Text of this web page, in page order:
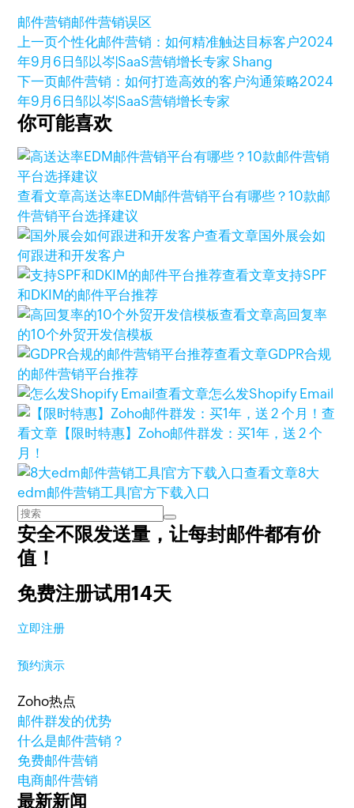
邮件营销邮件营销误区
上一页个性化邮件营销：如何精准触达目标客户2024
年9月6日邹以岑|SaaS营销增长专家 Shang
下一页邮件营销：如何打造高效的客户沟通策略2024
年9月6日邹以岑|SaaS营销增长专家
你可能喜欢
查看文章高送达率EDM邮件营销平台有哪些？10款邮
件营销平台选择建议
查看文章国外展会如
何跟进和开发客户
查看文章支持SPF
和DKIM的邮件平台推荐
查看文章高回复率
的10个外贸开发信模板
查看文章GDPR合规
的邮件营销平台推荐
查看文章怎么发Shopify Email
查
看文章 【限时特惠】Zoho邮件群发：买1年，送 2 个
月！
查看文章8大
edm邮件营销工具|官方下载入口
安全不限发送量，让每封邮件都有价
值！
免费注册试用14天
立即注册
预约演示
Zoho热点
邮件群发的优势
什么是邮件营销？
免费邮件营销
电商邮件营销
最新新闻